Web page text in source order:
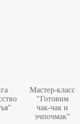
Мастер-класс
"Готовим
чак-чак и
эчпочмак"